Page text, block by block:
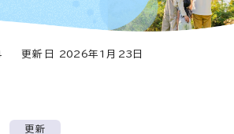
更新日 2026年1月 23 日
更新